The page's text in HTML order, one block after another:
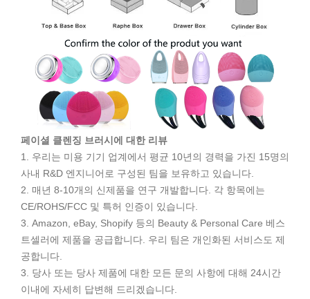
페이셜 클렌징 브러시에 대한 리뷰
1. 우리는 미용 기기 업계에서 평균 10년의 경력을 가진 15명의
사내 R&D 엔지니어로 구성된 팀을 보유하고 있습니다.
2. 매년 8-10개의 신제품을 연구 개발합니다. 각 항목에는
CE/ROHS/FCC 및 특허 인증이 있습니다.
3. Amazon, eBay, Shopify 등의 Beauty & Personal Care 베스
트셀러에 제품을 공급합니다. 우리 팀은 개인화된 서비스도 제
공합니다.
3. 당사 또는 당사 제품에 대한 모든 문의 사항에 대해 24시간
이내에 자세히 답변해 드리겠습니다.